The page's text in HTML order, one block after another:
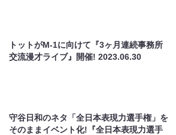
トットがM-1に向けて『3ヶ月連続事務所
交流漫才ライブ』開催!2023.06.30
守谷日和のネタ「全日本表現力選手権」を
そのままイベント化!『全日本表現力選手